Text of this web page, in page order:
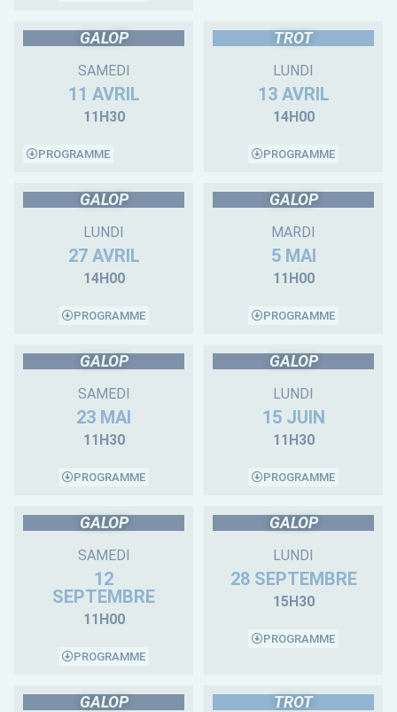
GALOP
SAMEDI
11 AVRIL
11H30
PROGRAMME
TROT
LUNDI
13 AVRIL
14H00
PROGRAMME
GALOP
LUNDI
27 AVRIL
14H00
PROGRAMME
GALOP
MARDI
5 MAI
11H00
PROGRAMME
GALOP
SAMEDI
23 MAI
11H30
PROGRAMME
GALOP
LUNDI
15 JUIN
11H30
PROGRAMME
GALOP
SAMEDI
12
SEPTEMBRE
11H00
PROGRAMME
GALOP
LUNDI
28 SEPTEMBRE
15H30
PROGRAMME
GALOP TROT